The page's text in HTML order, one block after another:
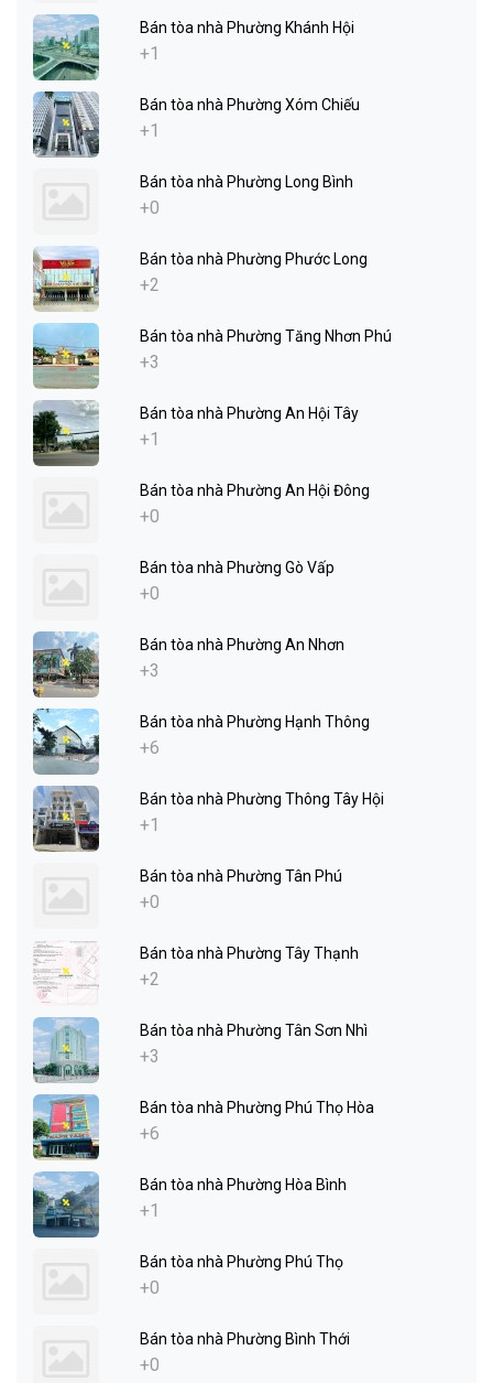
Bán tòa nhà Phường Khánh Hội
+1
Bán tòa nhà Phường Xóm Chiếu
+1
Bán tòa nhà Phường Long Bình
+0
Bán tòa nhà Phường Phước Long
+2
Bán tòa nhà Phường Tăng Nhơn Phú
+3
Bán tòa nhà Phường An Hội Tây
+1
Bán tòa nhà Phường An Hội Đông
+0
Bán tòa nhà Phường Gò Vấp
+0
Bán tòa nhà Phường An Nhơn
+3
Bán tòa nhà Phường Hạnh Thông
+6
Bán tòa nhà Phường Thông Tây Hội
+1
Bán tòa nhà Phường Tân Phú
+0
Bán tòa nhà Phường Tây Thạnh
+2
Bán tòa nhà Phường Tân Sơn Nhì
+3
Bán tòa nhà Phường Phú Thọ Hòa
+6
Bán tòa nhà Phường Hòa Bình
+1
Bán tòa nhà Phường Phú Thọ
+0
Bán tòa nhà Phường Bình Thới
+0